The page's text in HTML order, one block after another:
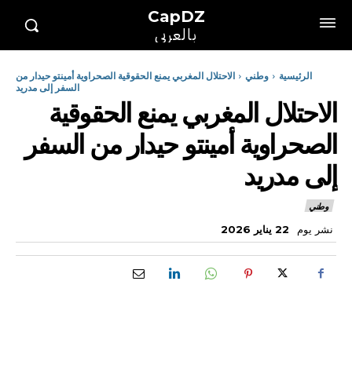
CapDZ
بالعربي
الرئيسية وطني
الاحتلال المغربي يمنع الحقوقية الصحراوية أمينتو حيدار من
السفر إلى مدريد
الاحتلال المغربي يمنع الحقوقية
الصحراوية أمينتو حيدار من السفر
إلى مدريد
وطني
نشر يوم 22 يناير 2026